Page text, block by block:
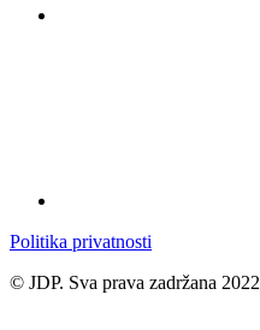
Politika privatnosti
© JDP. Sva prava zadržana 2022